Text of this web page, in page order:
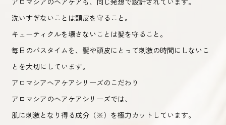
洗いすぎないことは頭皮を守ること。
キューティクルを壊さないことは髪を守ること。
毎日のバスタイムを、髪や頭皮にとって刺激の時間にしないこ
とを大切にしています。
アロマシアヘアケアシリーズのこだわり
アロマシアのヘアケアシリーズでは、
肌に刺激となり得る成分（※）を極力カットしています。